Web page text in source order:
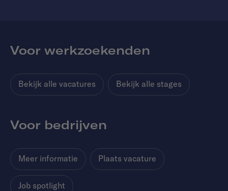
Voor werkzoekenden
Bekijk alle vacatures Bekijk alle stages
Voor bedrijven
Meer informatie Plaats vacature
Job spotlight